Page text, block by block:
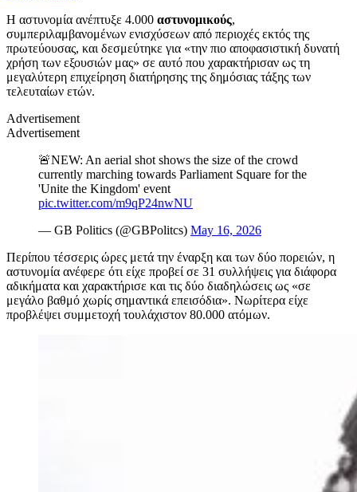
Η αστυνομία ανέπτυξε 4.000 αστυνομικούς,
συμπεριλαμβανομένων ενισχύσεων από περιοχές εκτός της
πρωτεύουσας, και δεσμεύτηκε για «την πιο αποφασιστική δυνατή
χρήση των εξουσιών μας» σε αυτό που χαρακτήρισαν ως τη
μεγαλύτερη επιχείρηση διατήρησης της δημόσιας τάξης των
τελευταίων ετών.
Advertisement
Advertisement
🚨NEW: An aerial shot shows the size of the crowd
currently marching towards Parliament Square for the
'Unite the Kingdom' event
pic.twitter.com/m9qP24nwNU
— GB Politics (@GBPolitcs) May 16, 2026
Περίπου τέσσερις ώρες μετά την έναρξη και των δύο πορειών, η
αστυνομία ανέφερε ότι είχε προβεί σε 31 συλλήψεις για διάφορα
αδικήματα και χαρακτήρισε και τις δύο διαδηλώσεις ως «σε
μεγάλο βαθμό χωρίς σημαντικά επεισόδια». Νωρίτερα είχε
προβλέψει συμμετοχή τουλάχιστον 80.000 ατόμων.